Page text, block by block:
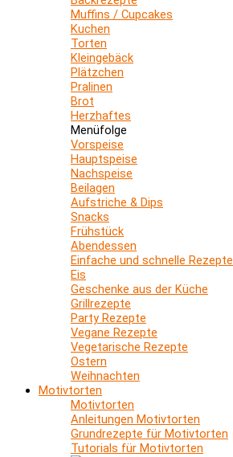
Muffins / Cupcakes
Kuchen
Torten
Kleingebäck
Plätzchen
Pralinen
Brot
Herzhaftes
Menüfolge
Vorspeise
Hauptspeise
Nachspeise
Beilagen
Aufstriche & Dips
Snacks
Frühstück
Abendessen
Einfache und schnelle Rezepte
Eis
Geschenke aus der Küche
Grillrezepte
Party Rezepte
Vegane Rezepte
Vegetarische Rezepte
Ostern
Weihnachten
Motivtorten
Motivtorten
Anleitungen Motivtorten
Grundrezepte für Motivtorten
Tutorials für Motivtorten